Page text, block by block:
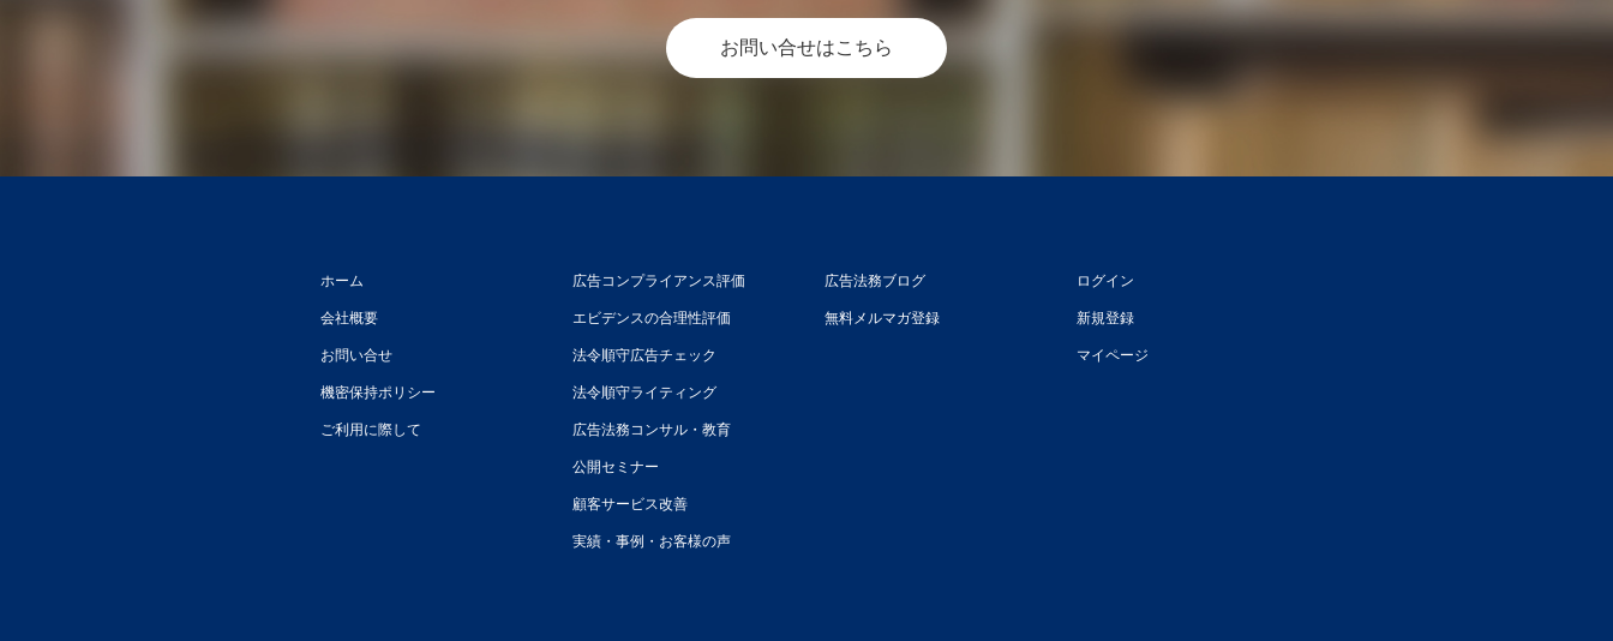
お問い合せはこちら
ホーム
会社概要
お問い合せ
機密保持ポリシー
ご利用に際して
広告コンプライアンス評価
エビデンスの合理性評価
法令順守広告チェック
法令順守ライティング
広告法務コンサル・教育
公開セミナー
顧客サービス改善
実績・事例・お客様の声
広告法務ブログ
無料メルマガ登録
ログイン
新規登録
マイページ